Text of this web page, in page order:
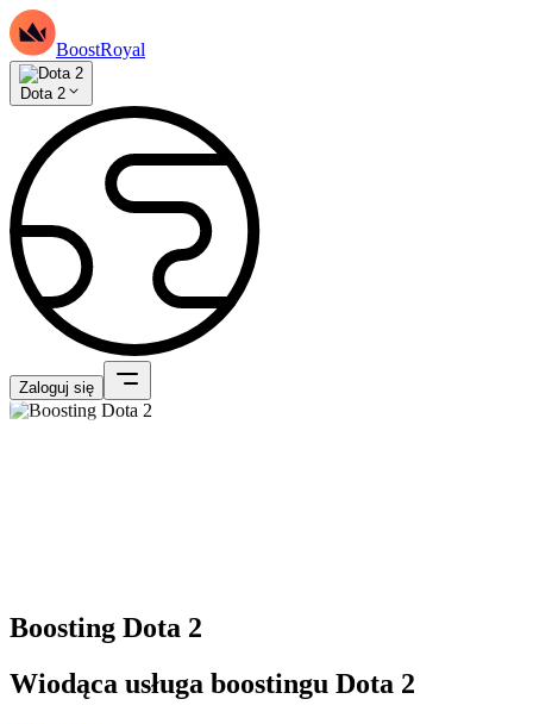
BoostRoyal
Dota 2
Zaloguj się
Boosting Dota 2
Wiodąca usługa boostingu Dota 2